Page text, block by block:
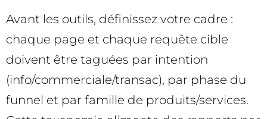
Avant les outils, définissez votre cadre :
chaque page et chaque requête cible
doivent être taguées par intention
(info/commerciale/transac), par phase du
funnel et par famille de produits/services.